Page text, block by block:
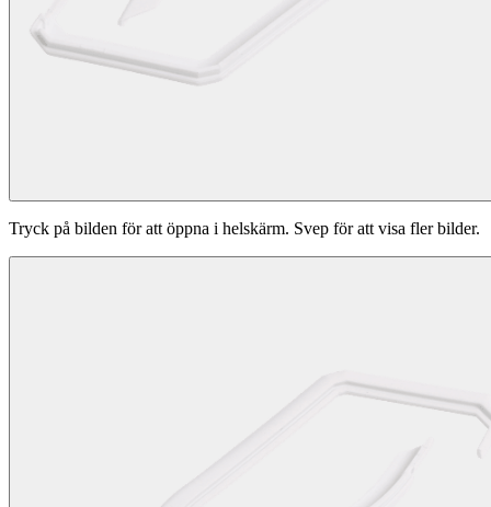
Tryck på bilden för att öppna i helskärm. Svep för att visa fler bilder.